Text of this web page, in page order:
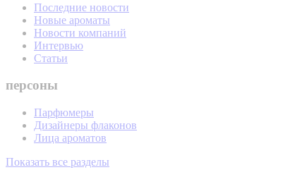
Последние новости
Новые ароматы
Новости компаний
Интервью
Статьи
персоны
Парфюмеры
Дизайнеры флаконов
Лица ароматов
Показать все разделы